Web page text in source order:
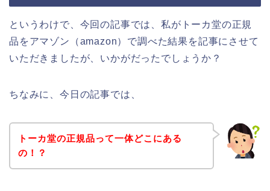
というわけで、今回の記事では、私がトーカ堂の正規
品をアマゾン（amazon）で調べた結果を記事にさせて
いただきましたが、いかがだったでしょうか？
ちなみに、今日の記事では、
トーカ堂の正規品って一体どこにある
の！？